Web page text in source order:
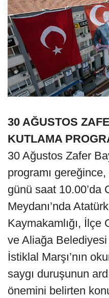
30 AĞUSTOS
KUTLAMA
30 Ağustos Zafer
programı
günü saat 10.00’da
Meydanı’nda
Kaymakamlığı, İlçe
ve Aliağa
İstiklal Marşı’nın
saygı duruşunun
önemini belirten